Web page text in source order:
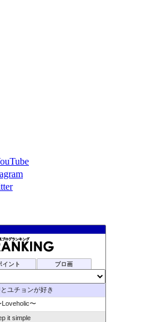
イント ブロ画
ユチョンが好き
〜
it simple